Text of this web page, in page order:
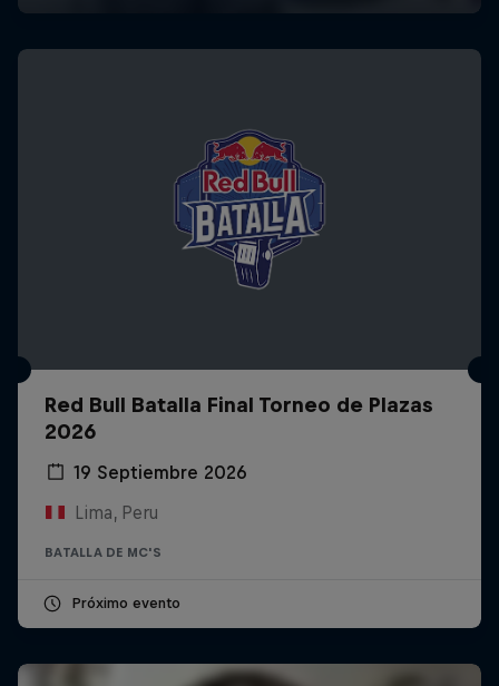
Red Bull Batalla Final Torneo de Plazas
2026
19 Septiembre 2026
Lima, Peru
BATALLA DE MC'S
Próximo evento